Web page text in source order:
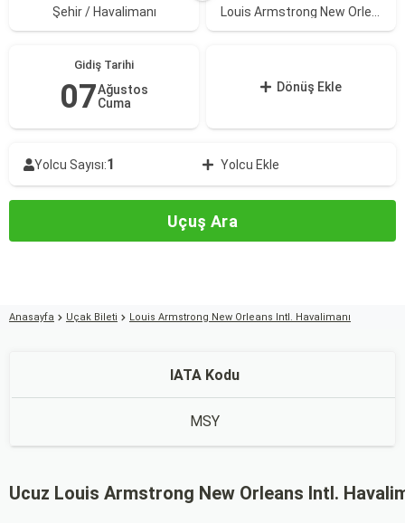
Şehir / Havalimanı
Gidiş Tarihi
07Ağustos
Cuma
Dönüş Ekle
Yolcu Sayısı:1 Yolcu Ekle
Uçuş Ara
Anasayfa Uçak Bileti Louis Armstrong New Orleans Intl. Havalimanı
IATA Kodu
MSY
Ucuz Louis Armstrong New Orleans Intl.